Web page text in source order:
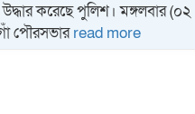
করেছে পুলিশ। মঙ্গলবার (০২
পৌরসভারread more